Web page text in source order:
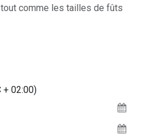
comme les tailles de fûts
+ 02:00)